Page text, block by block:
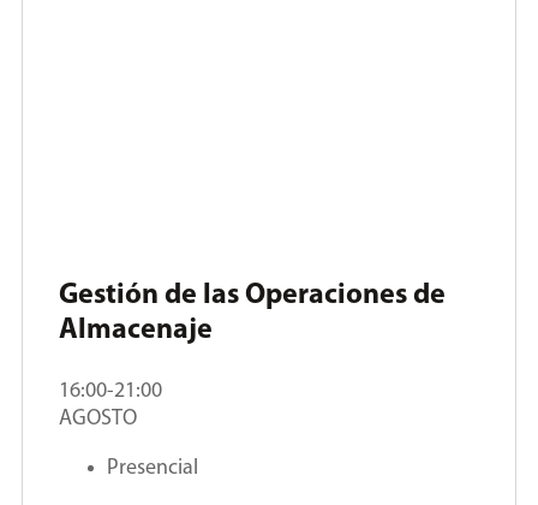
Gestión de las Operaciones de
Almacenaje
16:00-21:00
AGOSTO
Presencial